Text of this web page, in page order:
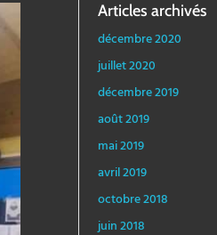
Articles archivés
décembre 2020
juillet 2020
décembre 2019
août 2019
mai 2019
avril 2019
octobre 2018
juin 2018